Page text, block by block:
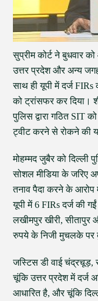
सुप्रीम कोर्ट ने बुधवार
उत्तर प्रदेश और अन्य
साथ ही यूपी में दर्ज
को ट्रांसफर कर दिया।
पुलिस द्वारा गठित SIT
ट्वीट करने से रोकने की
मोहम्मद जुबैर को दिल्ली
सोशल मीडिया के जरिए
तनाव पैदा करने के
यूपी में 6 FIRs दर्ज की
लखीमपुर खीरी, सीतापुर
रुपये के निजी मुचलके पर
जस्टिस डी वाई चंद्रचूड़,
चूंकि उत्तर प्रदेश में
आधारित है, और चूंकि